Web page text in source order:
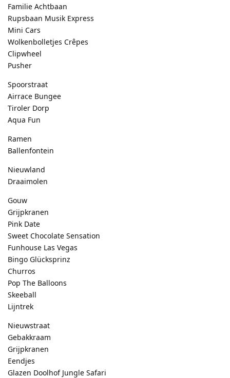
Familie Achtbaan
Rupsbaan Musik Express
Mini Cars
Wolkenbolletjes Crêpes
Clipwheel
Pusher
Spoorstraat
Airrace Bungee
Tiroler Dorp
Aqua Fun
Ramen
Ballenfontein
Nieuwland
Draaimolen
Gouw
Grijpkranen
Pink Date
Sweet Chocolate Sensation
Funhouse Las Vegas
Bingo Glücksprinz
Churros
Pop The Balloons
Skeeball
Lijntrek
Nieuwstraat
Gebakkraam
Grijpkranen
Eendjes
Glazen Doolhof Jungle Safari